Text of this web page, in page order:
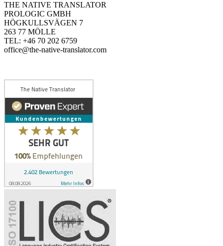
THE NATIVE TRANSLATOR
PROLOGIC GMBH
HÖGKULLSVÄGEN 7
263 77 MÖLLE
TEL: +46 70 202 6759
office@the-native-translator.com